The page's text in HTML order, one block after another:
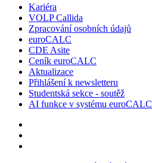
Kariéra
VOLP Callida
Zpracování osobních údajů
euroCALC
CDE Asite
Ceník euroCALC
Aktualizace
Přihlášení k newsletteru
Studentská sekce - soutěž
AI funkce v systému euroCALC